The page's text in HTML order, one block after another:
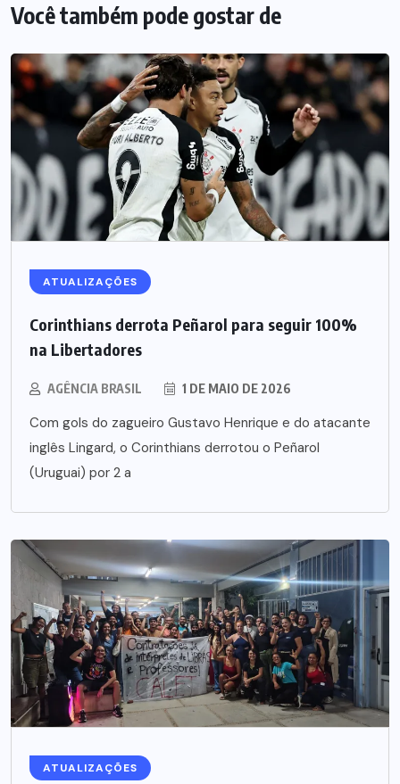
Você também pode gostar de
ATUALIZAÇÕES
Corinthians derrota Peñarol para seguir 100%
na Libertadores
AGÊNCIA BRASIL 1 DE MAIO DE 2026
Com gols do zagueiro Gustavo Henrique e do atacante
inglês Lingard, o Corinthians derrotou o Peñarol
(Uruguai) por 2 a
ATUALIZAÇÕES